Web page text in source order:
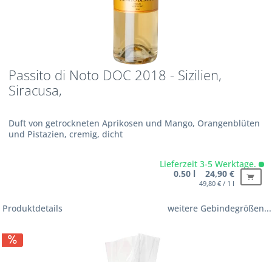
Passito di Noto DOC 2018 - Sizilien,
Siracusa,
Duft von getrockneten Aprikosen und Mango, Orangenblüten
und Pistazien, cremig, dicht
Lieferzeit 3-5 Werktage.
0.50 l 24,90 €
49,80 € / 1 l
Produktdetails weitere Gebindegrößen...